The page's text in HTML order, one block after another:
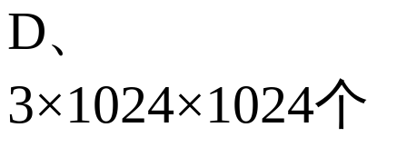
D、
3×1024×1024个